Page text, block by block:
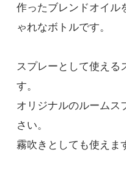
作ったブレンドオイル
ゃれなボトルです。
スプレーとして使える
す。
オリジナルのルームス
さい。
霧吹きとしても使えま